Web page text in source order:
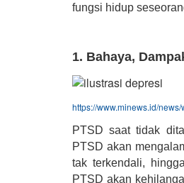
fungsi hidup
1. Bahaya,
https://www.minews.id/
PTSD saat tidak
PTSD akan
tak terkendali,
PTSD akan